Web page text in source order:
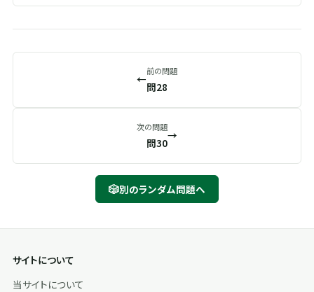
←
前の問題
問28
次の問題
問30
→
🎲別のランダム問題へ
サイトについて
当サイトについて